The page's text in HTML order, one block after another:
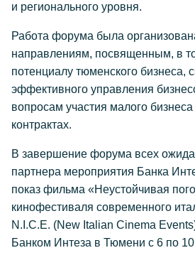
и регионального уровня.
Работа форума была
направлениям, посвященным, в
потенциалу тюменского бизнеса,
эффективного управления
вопросам участия малого
контрактах.
В завершение форума всех
партнера мероприятия Банка
показ фильма «Неустойчивая
кинофестиваля современного
N.I.C.E. (New Italian Cinema
Банком Интеза в Тюмени с 6 по 10